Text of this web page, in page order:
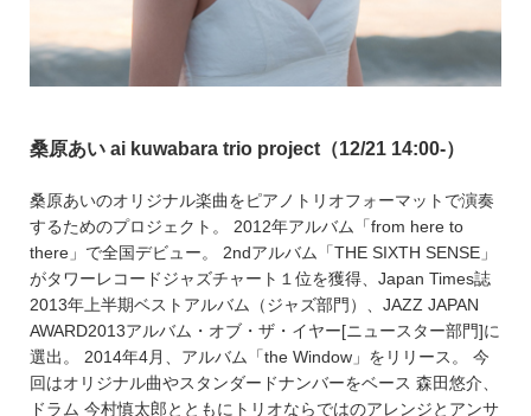
桑原あい ai kuwabara trio project（12/21 14:00-）
桑原あいのオリジナル楽曲をピアノトリオフォーマットで演奏
するためのプロジェクト。 2012年アルバム「from here to
there」で全国デビュー。 2ndアルバム「THE SIXTH SENSE」
がタワーレコードジャズチャート１位を獲得、Japan Times誌
2013年上半期ベストアルバム（ジャズ部門）、JAZZ JAPAN
AWARD2013アルバム・オブ・ザ・イヤー[ニュースター部門]に
選出。 2014年4月、アルバム「the Window」をリリース。 今
回はオリジナル曲やスタンダードナンバーをベース 森田悠介、
ドラム 今村慎太郎とともにトリオならではのアレンジとアンサ